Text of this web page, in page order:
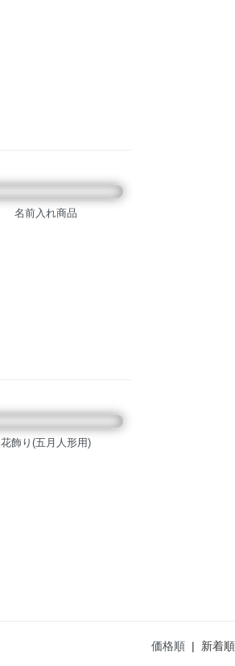
名前入れ商品
花飾り(五月人形用)
価格順 | 新着順